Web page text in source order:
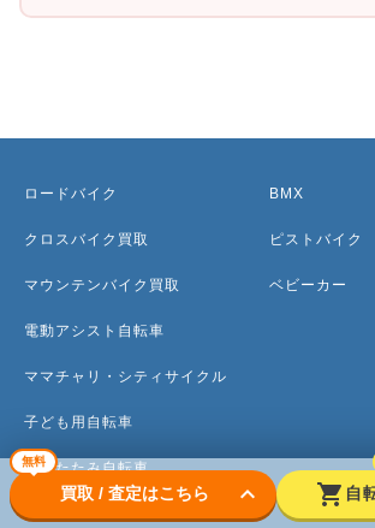
無料
買取 / 査定はこちら keyboard_arrow_down shopping_cart 自
ロードバイク
クロスバイク買取
マウンテンバイク買取
電動アシスト自転車
ママチャリ・シティサイクル
子ども用自転車
折りたたみ自転車
ミニベロ
BMX
ピストバイク
ベビーカー